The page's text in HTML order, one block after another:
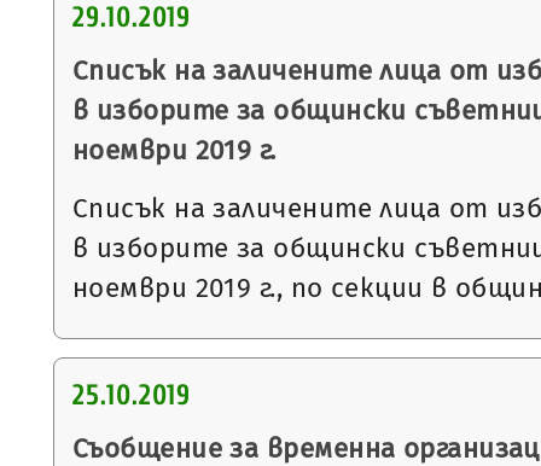
29.10.2019
Списък на заличените лица от
в изборите за общински
ноември 2019 г.
Списък на заличените лица от
в изборите за общински
ноември 2019 г., по секции в
25.10.2019
Съобщение за временна